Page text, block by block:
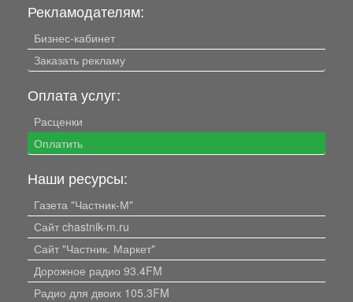
Рекламодателям:
Бизнес-кабинет
Заказать рекламу
Оплата услуг:
Расценки
Оплатить
Наши ресурсы:
Газета "Частник-М"
Сайт chastnik-m.ru
Сайт "Частник. Маркет"
Дорожное радио 93.4FM
Радио для двоих 105.3FM